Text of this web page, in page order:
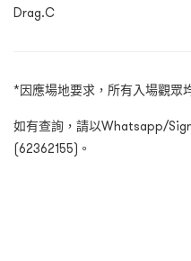
Drag.C
*因應場地要求，所有入場觀眾
如有查詢，請以Whatsapp/
(62362155)。